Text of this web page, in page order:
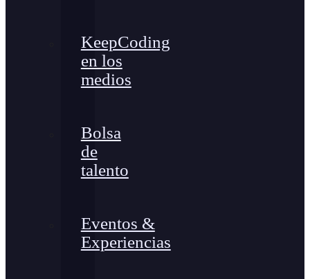
KeepCoding
en los
medios
Bolsa
de
talento
Eventos &
Experiencias